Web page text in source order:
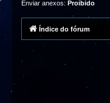
Enviar anexos: Proibido
Índice do fórum